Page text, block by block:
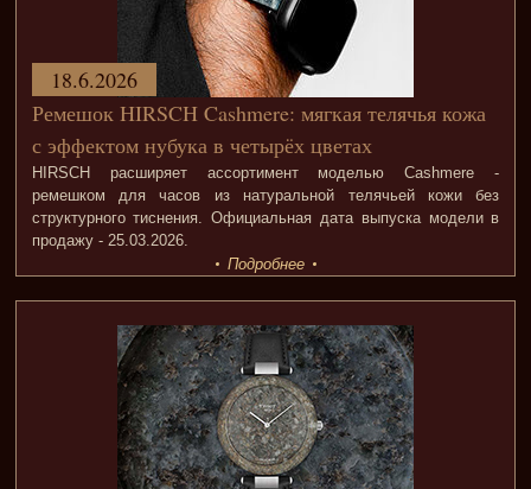
Ремешок HIRSCH Cashmere: мягкая телячья кожа
с эффектом нубука в четырёх цветах
HIRSCH расширяет ассортимент моделью Cashmere -
ремешком для часов из натуральной телячьей кожи без
структурного тиснения. Официальная дата выпуска модели в
продажу - 25.03.2026.
18.6.2026
Подробнее